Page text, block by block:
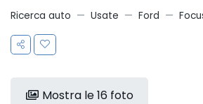
Ricerca auto Usate Ford
Mostra le 16 foto